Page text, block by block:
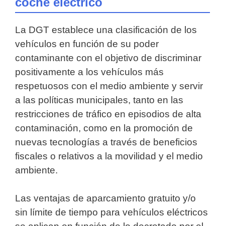
La DGT establece una clasificación de los
vehículos en función de su poder
contaminante con el objetivo de discriminar
positivamente a los vehículos más
respetuosos con el medio ambiente y servir
a las políticas municipales, tanto en las
restricciones de tráfico en episodios de alta
contaminación, como en la promoción de
nuevas tecnologías a través de beneficios
fiscales o relativos a la movilidad y el medio
ambiente.
Las ventajas de aparcamiento gratuito y/o
sin límite de tiempo para vehículos eléctricos